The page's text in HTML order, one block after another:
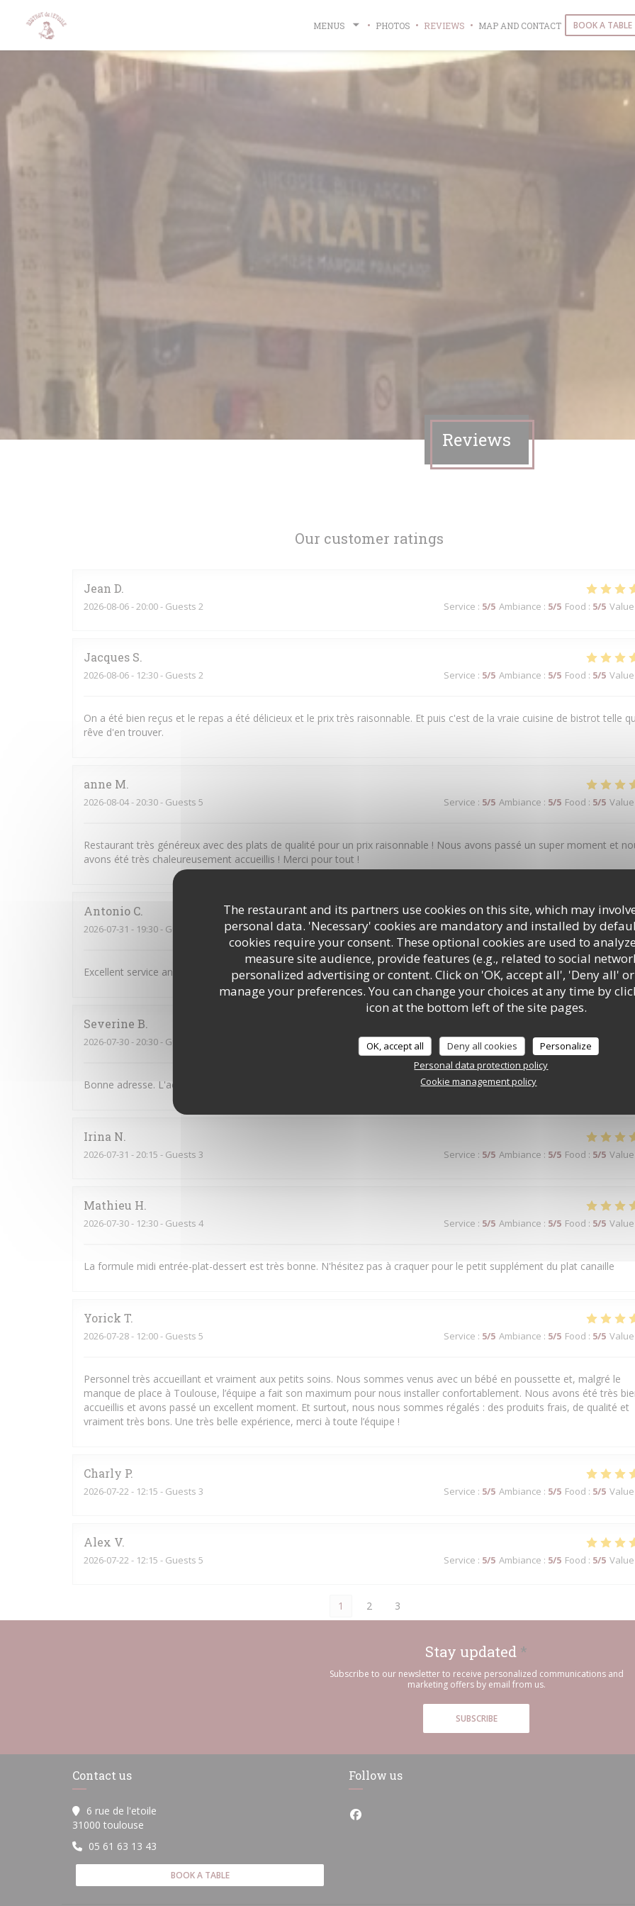
The restaurant and its partners use cookies on this site, which may
personal data. 'Necessary' cookies are mandatory and installed by
cookies require your consent. These optional cookies are used to
measure site audience, provide features (e.g., related to social
personalized advertising or content. Click on 'OK, accept all', 'Deny all'
manage your preferences. You can change your choices at any time by
icon at the bottom left of the site pages.
OK, accept all Deny all cookies
Personalize
Personal data protection policy
Cookie management policy
MENUS PHOTOS REVIEWS MAP AND CONTACT BOOK A TABLE
Reviews
Our customer ratings
Jean D
2026-08-06- 20:00 - Guests 2 Service : 5/5 Ambiance : 5/5 Food : 5/5 Value
Jacques S
2026-08-06- 12:30 - Guests 2 Service : 5/5 Ambiance : 5/5 Food : 5/5 Value
On a été bien reçus et le repas a été délicieux et le prix très raisonnable. Et puis c'est de la vraie cuisine de bistrot telle
rêve d'en trouver.
anne M
2026-08-04- 20:30 - Guests 5 Service : 5/5 Ambiance : 5/5 Food : 5/5 Value
Restaurant très généreux avec des plats de qualité pour un prix raisonnable ! Nous avons passé un super moment et
avons été très chaleureusement accueillis ! Merci pour tout !
Antonio C
2026-07-31 - 19:30 - Guests 4 Service: 5/5 Ambiance:5/5 Food: 4 /5 Value
Excellent service and very good food,
Severine B
2026-07-30- 20:30 - Guests 2 Service:5/5 Ambiance:5/5 Food:5/5
Bonne adresse. L'accueil est chaleureux et sympathique. La nourriture est très bonne. On y reviendra.
Irina N
2026-07-31 - 20:15 - Guests 3 Service : 5/5 Ambiance : 5/5 Food : 5/5 Value
Mathieu H
2026-07-30- 12:30 - Guests 4 Service : 5/5 Ambiance : 5/5 Food : 5/5 Value
La formule midi entrée-plat-dessert est très bonne. N'hésitez pas à craquer pour le petit supplément du plat canaille
Yorick T
2026-07-28- 12:00 - Guests 5 Service : 5/5 Ambiance : 5/5 Food : 5/5 Value
Personnel très accueillant et vraiment aux petits soins. Nous sommes venus avec un bébé en poussette et, malgré le
manque de place à Toulouse, l’équipe a fait son maximum pour nous installer confortablement. Nous avons été très
accueillis et avons passé un excellent moment. Et surtout, nous nous sommes régalés : des produits frais, de qualité et
vraiment très bons. Une très belle expérience, merci à toute l’équipe !
Charly P
2026-07-22 - 12:15 - Guests 3 Service : 5/5 Ambiance : 5/5 Food : 5/5 Value
Alex V
2026-07-22 - 12:15 - Guests 5 Service : 5/5 Ambiance : 5/5 Food : 5/5 Value
1 2 3
Stay updated *
Subscribe to our newsletter to receive personalized communications and
marketing offers by email from us.
SUBSCRIBE
Contact us
6 rue de l'etoile
31000 toulouse
05 61 63 13 43
BOOK A TABLE
Follow us
Facebook ((opens in a new window))